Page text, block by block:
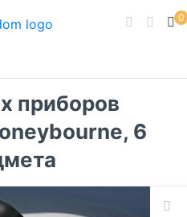
0
приборов
6